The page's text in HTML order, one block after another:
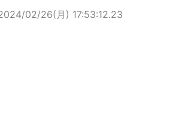
02/26(月) 17:53:12.23